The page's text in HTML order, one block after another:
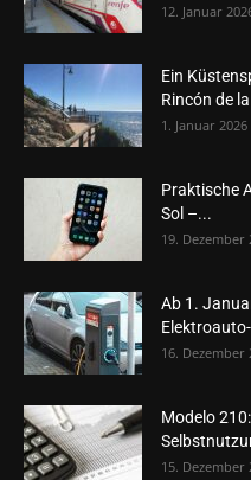
12. Januar
Ein
Rincón de
1. Januar 2026
Praktische
Sol –...
19. Dezember
Ab 1.
16. Dezember
Modelo
15. Dezember